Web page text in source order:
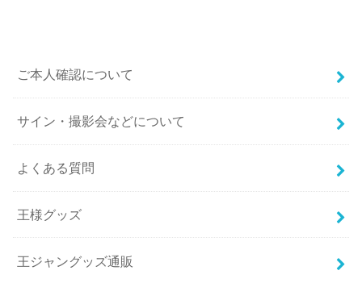
ご本人確認について
サイン・撮影会などについて
よくある質問
王様グッズ
王ジャングッズ通販